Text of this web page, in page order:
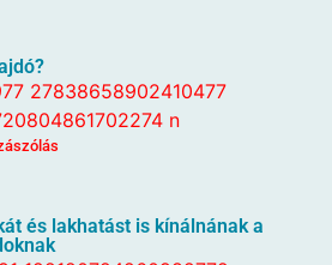
és lakhatást is kínálnának a